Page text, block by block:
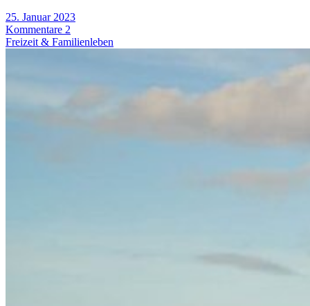
25. Januar 2023
Kommentare 2
Freizeit & Familienleben